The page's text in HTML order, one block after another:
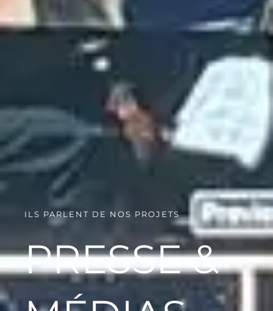
ILS PARLENT DE NOS PROJETS
PRESSE &